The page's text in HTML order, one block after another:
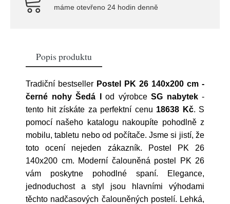
máme otevřeno 24 hodin denně
Popis produktu
Tradiční bestseller Postel PK 26 140x200 cm -
černé nohy Šedá I
od výrobce SG nabytek-
tento hit získáte za perfektní cenu 18638 Kč. S
pomocí našeho katalogu nakoupíte pohodlně z
mobilu, tabletu nebo od počítače. Jsme si jistí, že
toto ocení nejeden zákazník. Postel PK 26
140x200 cm. Moderní čalouněná postel PK 26
vám poskytne pohodlné spaní. Elegance,
jednoduchost a styl jsou hlavními výhodami
těchto nadčasových čalouněných postelí. Lehká,